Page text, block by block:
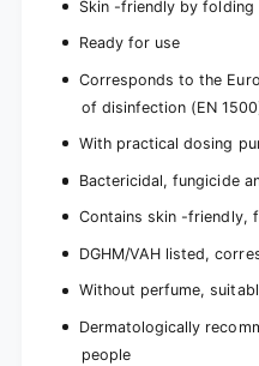
Skin -friendly by
Ready for use
Corresponds to the
of disinfection (EN
With practical dosing
Bactericidal, fungicide
Contains skin -friendly,
DGHM/VAH listed,
Without perfume,
Dermatologically
people